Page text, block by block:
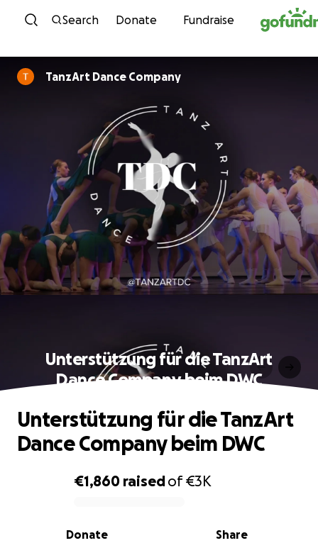
Skip to content
Search Donate Fundraise
TanzArt Dance Company
Unterstützung für die TanzArt
Dance Company beim DWC
0% complete
€1,860 raisedof€3K
Share
Donate
Unterstützung für die TanzArt
Dance Company beim DWC